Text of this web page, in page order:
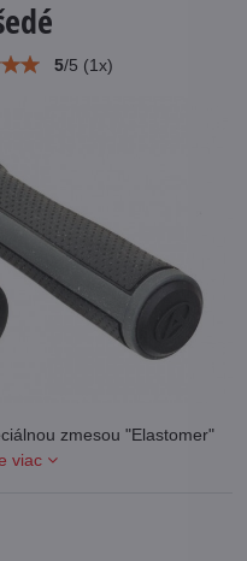
5/5 (1x)
zmesou "Elastomer"
viac